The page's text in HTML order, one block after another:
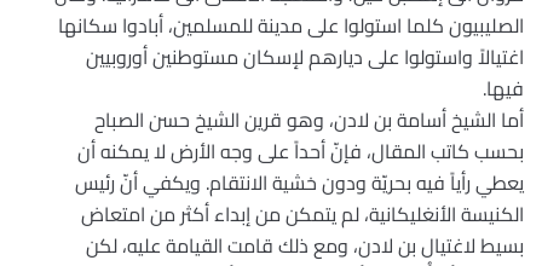
الصليبيون كلما استولوا على مدينة للمسلمين، أبادوا سكانها
اغتيالاً واستولوا على ديارهم لإسكان مستوطنين أوروبيين
فيها.
أما الشيخ أسامة بن لادن، وهو قرين الشيخ حسن الصباح
بحسب كاتب المقال، فإنّ أحداً على وجه الأرض لا يمكنه أن
يعطي رأياً فيه بحريّة ودون خشية الانتقام. ويكفي أنّ رئيس
الكنيسة الأنغليكانية، لم يتمكن من إبداء أكثر من امتعاض
بسيط لاغتيال بن لادن، ومع ذلك قامت القيامة عليه، لكن